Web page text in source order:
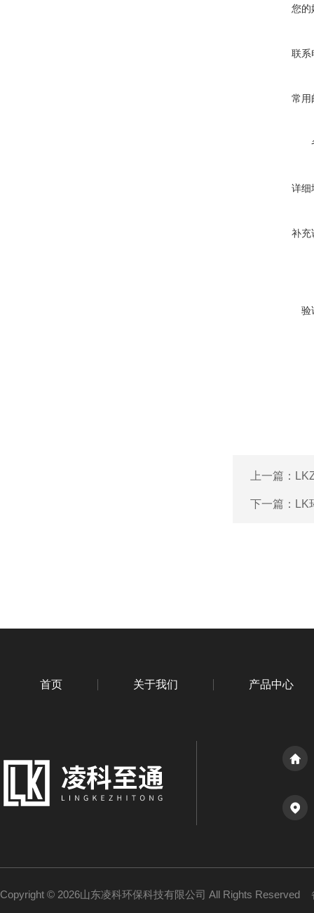
您的
联系
常用
详细
补充
验
上一篇：
下一篇： LK
首页 关于我们 产品中心
Copyright © 2026山东凌科环保科技有限公司 All Rights Reserved